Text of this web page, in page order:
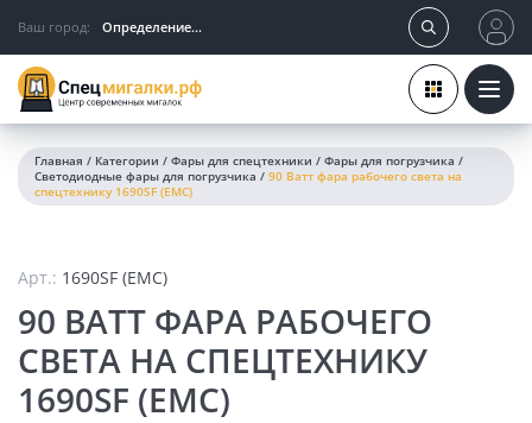
Ваш город: Определение...
Главная / Категории / Фары для спецтехники / Фары для погрузчика /
Светодиодные фары для погрузчика / 90 Ватт фара рабочего света на
спецтехнику 1690SF (EMC)
Арт.: 1690SF (EMC)
90 ВАТТ ФАРА РАБОЧЕГО
СВЕТА НА СПЕЦТЕХНИКУ
1690SF (EMC)